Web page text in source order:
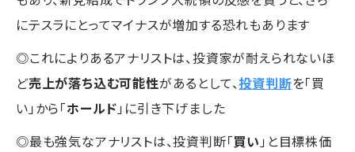
にテスラにとってマイナスが増加する恐れもあります
◎これによりあるアナリストは、投資家が耐えられないほ
ど売上が落ち込む可能性があるとして、投資判断を「買
い」から「ホールド 」に引き下げました
◎最も強気なアナリストは、投資判断「買い 」と目標株価